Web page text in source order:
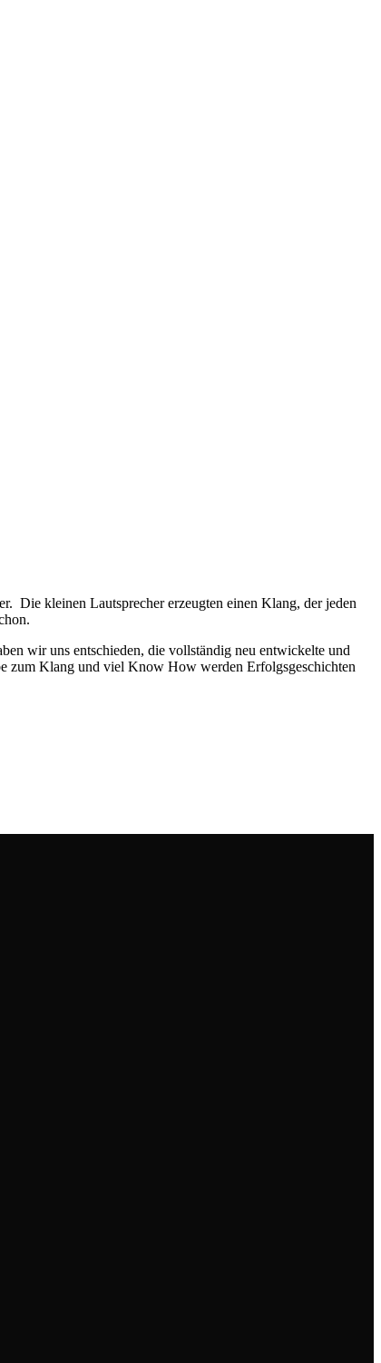
Die kleinen Lautsprecher erzeugten einen Klang, der jeden
wir uns entschieden, die vollständig neu entwickelte und
zum Klang und viel Know How werden Erfolgsgeschichten